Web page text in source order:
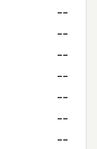
--
--
--
--
--
--
--